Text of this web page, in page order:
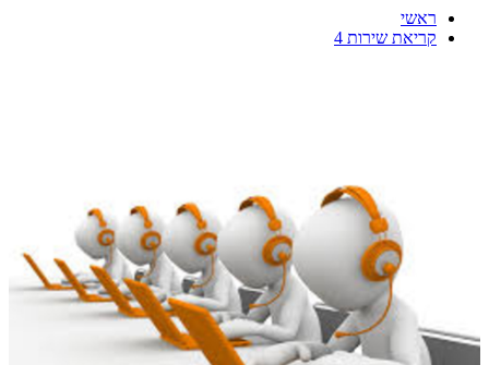
ראשי
קריאת שירות 4